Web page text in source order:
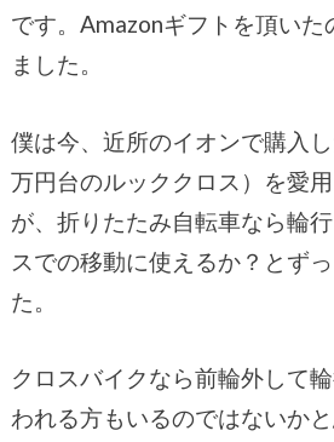
です。Amazonギフトを頂いた
ました。
僕は今、近所のイオンで購入
万円台のルッククロス）を愛
が、折りたたみ自転車なら輪
スでの移動に使えるか？とず
た。
クロスバイクなら前輪外して
われる方もいるのではないか